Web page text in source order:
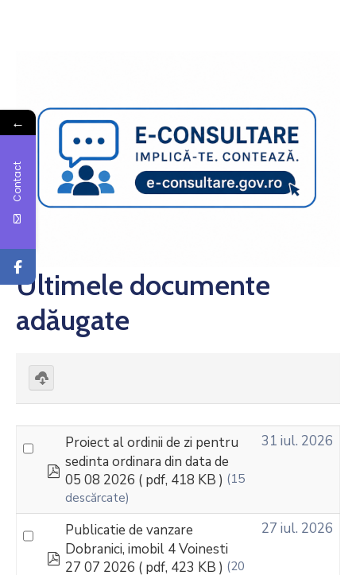
Ultimele documente
adăugate
pdf
Proiect al ordinii de zi pentru
sedinta ordinara din data de
05 08 2026 ( pdf, 418 KB ) (15
descărcate)
31 iul. 2026
pdf
Publicatie de vanzare
Dobranici, imobil 4 Voinesti
27 07 2026 ( pdf, 423 KB ) (20
27 iul. 2026
←
Contact